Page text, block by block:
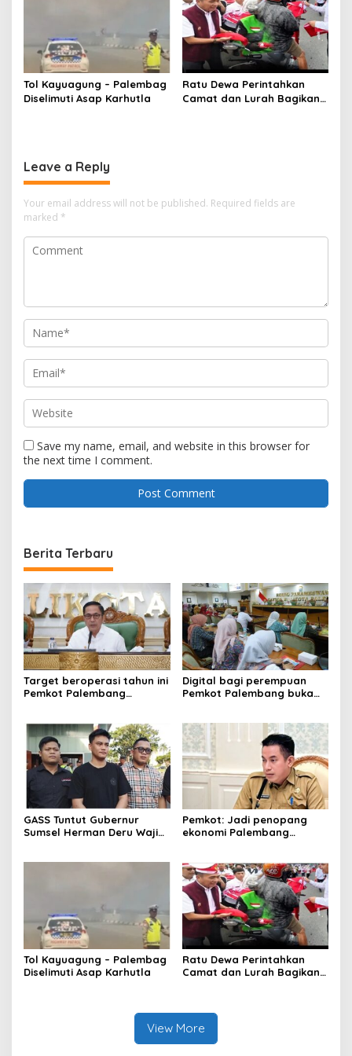
Tol Kayuagung – Palembag
Diselimuti Asap Karhutla
Ratu Dewa Perintahkan
Camat dan Lurah Bagikan
Leave a Reply
Your email address will not be published. Required fields are
marked *
Save my name, email, and website in this browser for
the next time I comment.
Berita Terbaru
Target beroperasi tahun ini
Pemkot Palembang
Digital bagi perempuan
Pemkot Palembang buka
GASS Tuntut Gubernur
Sumsel Herman Deru Wajib
Pemkot: Jadi penopang
ekonomi Palembang
Tol Kayuagung – Palembag
Diselimuti Asap Karhutla
Ratu Dewa Perintahkan
Camat dan Lurah Bagikan
View More